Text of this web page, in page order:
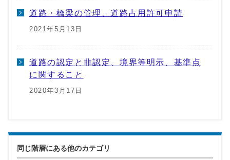
道路・橋梁の管理、道路占用許可申請
2021年5月13日
道路の認定と非認定、境界等明示、基準点
に関すること
2020年3月17日
同じ階層にある他のカテゴリ